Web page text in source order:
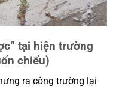
tại hiện trường
chiếu)
ra công trường lại